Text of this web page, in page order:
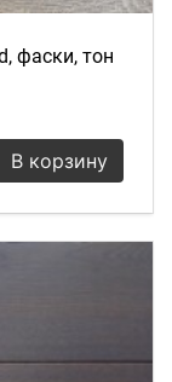
фаски, тон
В корзину